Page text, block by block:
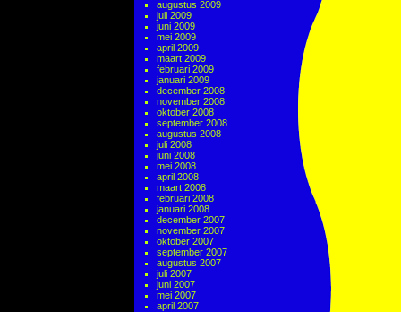
augustus 2009
juli 2009
juni 2009
mei 2009
april 2009
maart 2009
februari 2009
januari 2009
december 2008
november 2008
oktober 2008
september 2008
augustus 2008
juli 2008
juni 2008
mei 2008
april 2008
maart 2008
februari 2008
januari 2008
december 2007
november 2007
oktober 2007
september 2007
augustus 2007
juli 2007
juni 2007
mei 2007
april 2007